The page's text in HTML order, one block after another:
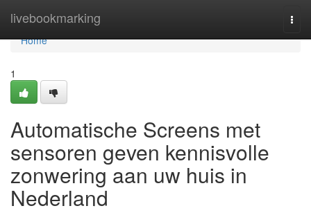
livebookmarking
Home
Home
1
Automatische Screens met
sensoren geven kennisvolle
zonwering aan uw huis in
Nederland